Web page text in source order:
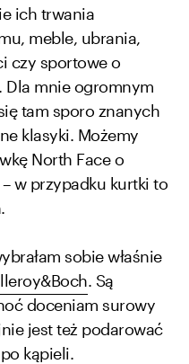
ich trwania
meble, ubrania,
czy sportowe o
Dla mnie ogromnym
tam sporo znanych
klasyki. Możemy
North Face o
w przypadku kurtki to
sobie właśnie
. Są
doceniam surowy
jest też podarować
kąpieli.